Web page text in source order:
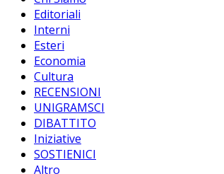
Editoriali
Interni
Esteri
Economia
Cultura
RECENSIONI
UNIGRAMSCI
DIBATTITO
Iniziative
SOSTIENICI
Altro